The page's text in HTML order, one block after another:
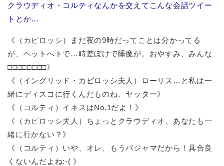
クラウディオ・コルティなんかを交えてこんな会話ツイー
トとか…
《（カピロッシ）まだ夜の9時だってことは分かってる
が、ヘットへトで…時差ぼけで睡魔が。おやすみ、みんな
□□□□□□□□》
《（イングリッド・カピロッシ夫人）ローリス…と私は一
緒にディスコに行くんだものね、ヤッター》
《（コルティ）イネスはNo.1だよ！》
《（カピロッシ夫人）ちょっとクラウディオ、あなたも一
緒に行かない？》
《（コルティ）いや、オレ、もうパジャマだから！具合良
くないんだよね:-( 》